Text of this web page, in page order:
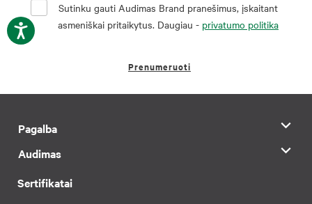
Sutinku gauti Audimas Brand pranešimus, įskaitant
asmeniškai pritaikytus. Daugiau - privatumo politika
Prenumeruoti
Pagalba
Audimas
Sertifikatai